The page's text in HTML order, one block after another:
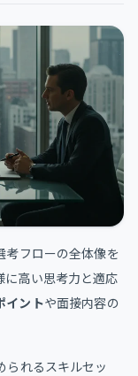
考フローの全体像を
高い思考力と適応
イントや面接内容の
られるスキルセッ